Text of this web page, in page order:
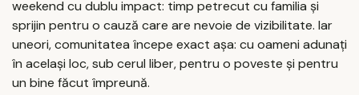
weekend cu dublu impact: timp petrecut cu familia și
sprijin pentru o cauză care are nevoie de vizibilitate. Iar
uneori, comunitatea începe exact așa: cu oameni adunați
în același loc, sub cerul liber, pentru o poveste și pentru
un bine făcut împreună.